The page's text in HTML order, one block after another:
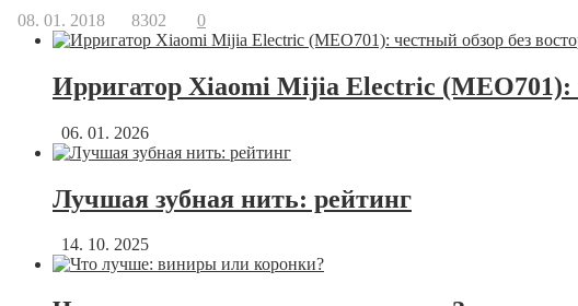
08. 01. 2018
8302 0
Ирригатор Xiaomi Mijia Electric (MEO701):
06. 01. 2026
Лучшая зубная нить: рейтинг
14. 10. 2025